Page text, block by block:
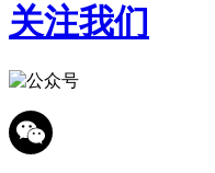
关注我们